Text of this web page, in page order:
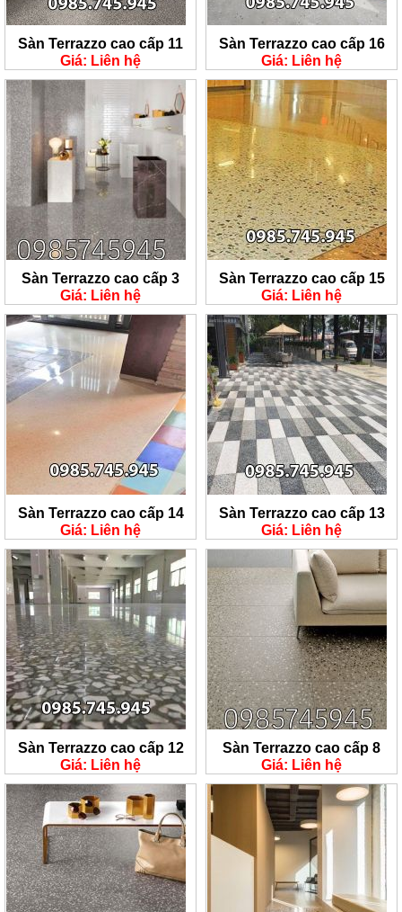
Sàn Terrazzo cao cấp 11
Giá: Liên hệ
Sàn Terrazzo cao cấp 16
Giá: Liên hệ
Sàn Terrazzo cao cấp 3
Giá: Liên hệ
Sàn Terrazzo cao cấp 15
Giá: Liên hệ
Sàn Terrazzo cao cấp 14
Giá: Liên hệ
Sàn Terrazzo cao cấp 13
Giá: Liên hệ
Sàn Terrazzo cao cấp 12
Giá: Liên hệ
Sàn Terrazzo cao cấp 8
Giá: Liên hệ